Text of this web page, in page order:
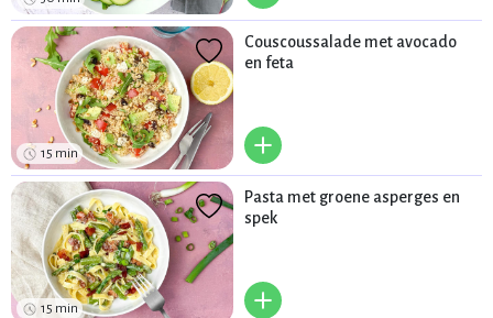
15 min
Couscoussalade met avocado
en feta
+
15 min
Pasta met groene asperges en
spek
+